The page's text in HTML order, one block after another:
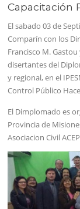
Capacitación
El sabado 03 de
Comparín con los
Francisco M.
disertantes del
y regional, en el
Control Público
El Dimplomado es
Provincia de
Asociacion Civil